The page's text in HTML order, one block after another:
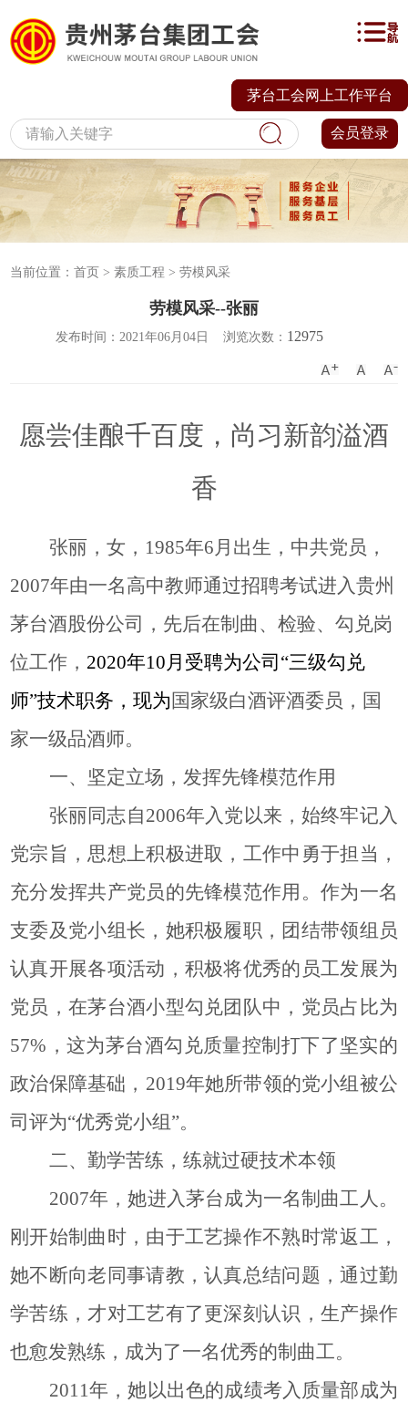
茅台工会网上工作平台
会员登录
当前位置：首页 >素质工程 >劳模风采
劳模风采--张丽
发布时间：2021年06月04日 浏览次数： 12975
愿尝佳酿千百度，尚习新韵溢酒
香
张丽，女，1985年6月出生，中共党员，
2007年由一名高中教师通过招聘考试进入贵州
茅台酒股份公司，先后在制曲、检验、勾兑岗
位工作， 2020年10月受聘为公司“三级勾兑
师”技术职务 ，现为 国家级白酒评酒委员，国
家一级品酒师。
一、坚定立场，发挥先锋模范作用
张丽同志自2006年入党以来，始终牢记入
党宗旨，思想上积极进取，工作中勇于担当，
充分发挥共产党员的先锋模范作用。作为一名
支委及党小组长，她积极履职，团结带领组员
认真开展各项活动，积极将优秀的员工发展为
党员，在茅台酒小型勾兑团队中，党员占比为
57%，这为茅台酒勾兑质量控制打下了坚实的
政治保障基础，2019年她所带领的党小组被公
司评为“优秀党小组”。
二、勤学苦练，练就过硬技术本领
2007年，她进入茅台成为一名制曲工人。
刚开始制曲时，由于工艺操作不熟时常返工，
她不断向老同事请教，认真总结问题，通过勤
学苦练， 才对工艺有了更深刻认识，生产操作
也愈发熟练，成为了一名优秀的制曲工。
2011年，她以出色的成绩考 入质量部成为